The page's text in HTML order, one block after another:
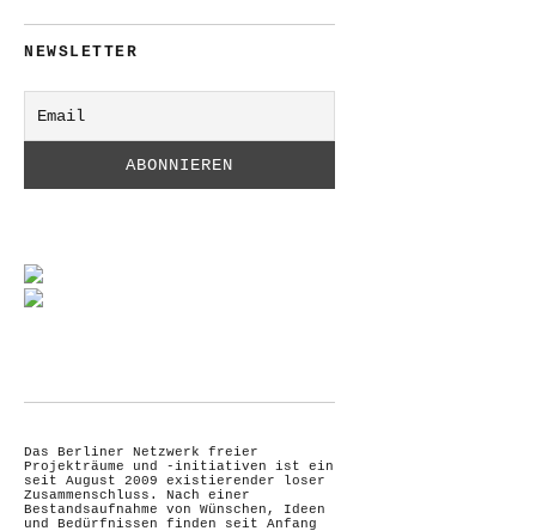
NEWSLETTER
Das Berliner Netzwerk freier
Projekträume und -initiativen ist ein
seit August 2009 existierender loser
Zusammenschluss. Nach einer
Bestandsaufnahme von Wünschen, Ideen
und Bedürfnissen finden seit Anfang